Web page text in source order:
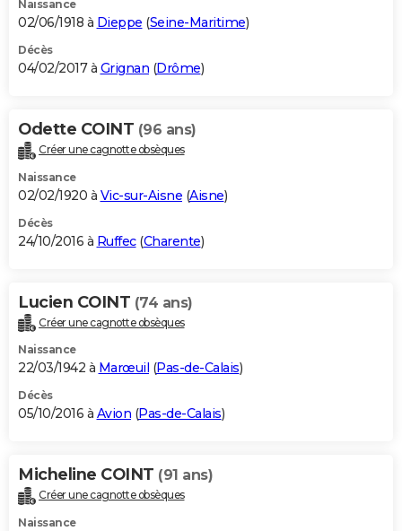
Naissance
02/06/1918 à Dieppe (Seine-Maritime)
Décès
04/02/2017 à Grignan (Drôme)
Odette COINT (96 ans)
Créer une cagnotte obsèques
Naissance
02/02/1920 à Vic-sur-Aisne (Aisne)
Décès
24/10/2016 à Ruffec(Charente)
Lucien COINT (74 ans)
Créer une cagnotte obsèques
Naissance
22/03/1942 à Marœuil (Pas-de-Calais)
Décès
05/10/2016 à Avion (Pas-de-Calais)
Micheline COINT (91 ans)
Créer une cagnotte obsèques
Naissance